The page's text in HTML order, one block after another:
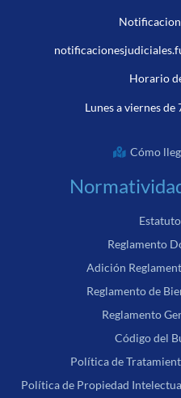
Horario
Lunes a viernes
Cómo
Reglamento
Adición
Reglamento de
Reglamento
Código del
Política de
Política de Propiedad